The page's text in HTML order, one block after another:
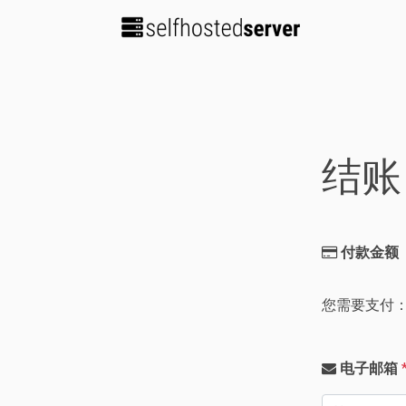
结账
付款金额
您需要支付：
电子邮箱